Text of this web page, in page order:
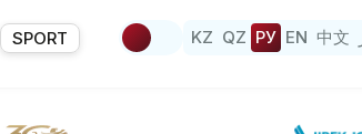
SPORT KZ QZ РУ EN 中文